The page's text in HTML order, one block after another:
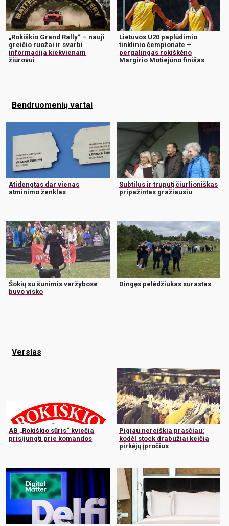
„Rokiškio Grand Rally“ – nauji
greičio ruožai ir svarbi
informacija kiekvienam
žiūrovui
Lietuvos U20 paplūdimio
tinklinio čempionate –
pergalingas rokiškėno
Margirio Motiejūno finišas
Bendruomenių vartai
Atidengtas dar vienas
atminimo ženklas
Subtilus ir truputį čiurlioniškas
pripažintas gražiausiu
Šokių su šunimis varžybose
buvo visko
Dingęs pelėdžiukas surastas
Verslas
AB „Rokiškio sūris“ kviečia
prisijungti prie komandos
Pigiau nereiškia prasčiau:
kodėl stock drabužiai keičia
pirkėjų įpročius